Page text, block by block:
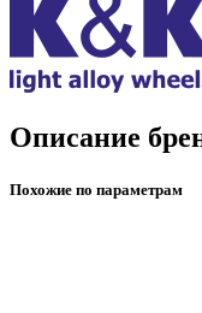
Описание
Похожие по параметрам